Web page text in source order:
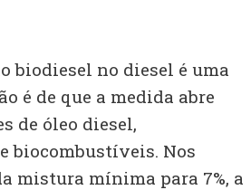
biodiesel no diesel é uma
é de que a medida abre
de óleo diesel,
biocombustíveis. Nos
mistura mínima para 7%, a